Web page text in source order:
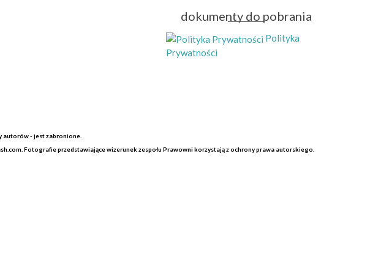
dokumenty do pobrania
Polityka
Prywatności
autorów - jest zabronione.
Fotografie przedstawiające wizerunek zespołu Prawowni korzystają z ochrony prawa autorskiego.